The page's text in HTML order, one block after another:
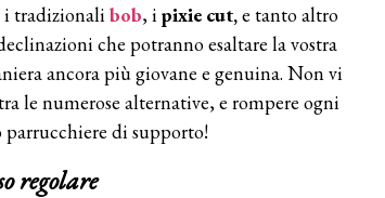
i tradizionali bob, i pixie cut,e tanto altro
che potranno esaltare la vostra
ancora più giovane e genuina. Non vi
le numerose alternative, e rompere ogni
di supporto!
regolare